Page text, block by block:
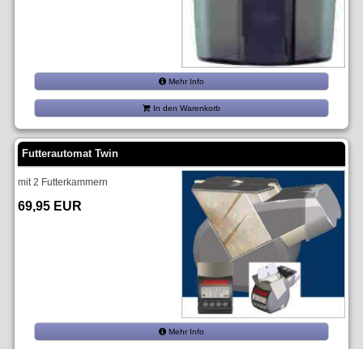
Mehr Info
In den Warenkorb
Futterautomat Twin
mit 2 Futterkammern
69,95 EUR
Mehr Info